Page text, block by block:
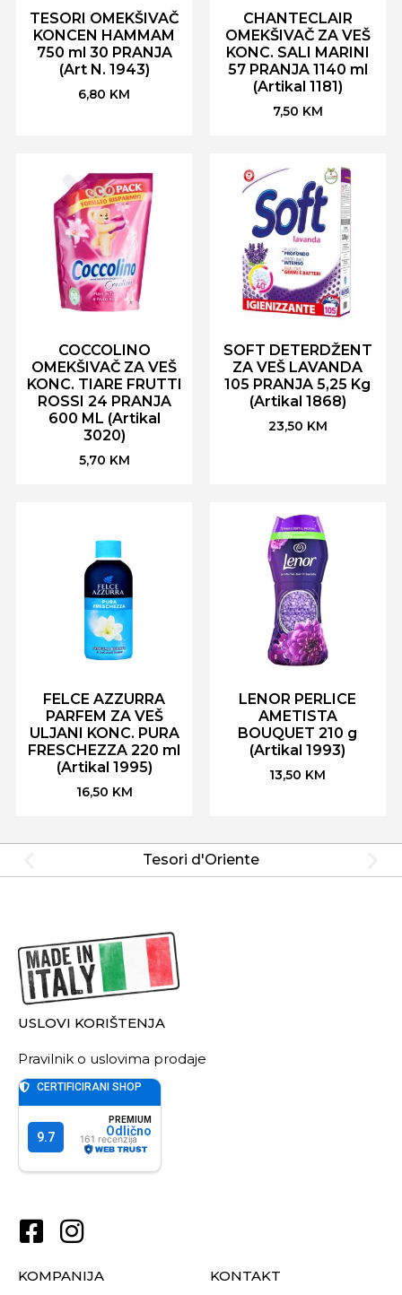
TESORI OMEKŠIVAČ
KONCEN HAMMAM
750 ml 30 PRANJA
(Art N. 1943)
6,80 KM
CHANTECLAIR
OMEKŠIVAČ ZA VEŠ
KONC. SALI MARINI
57 PRANJA 1140 ml
(Artikal 1181)
7,50 KM
COCCOLINO
OMEKŠIVAČ ZA VEŠ
KONC. TIARE FRUTTI
ROSSI 24 PRANJA
600 ML (Artikal
3020)
5,70 KM
SOFT DETERDŽENT
ZA VEŠ LAVANDA
105 PRANJA 5,25 Kg
(Artikal 1868)
23,50 KM
FELCE AZZURRA
PARFEM ZA VEŠ
ULJANI KONC. PURA
FRESCHEZZA 220 ml
(Artikal 1995)
16,50 KM
LENOR PERLICE
AMETISTA
BOUQUET 210 g
(Artikal 1993)
13,50 KM
Tesori d'Oriente
USLOVI KORIŠTENJA
Pravilnik o uslovima prodaje
KOMPANIJA KONTAKT